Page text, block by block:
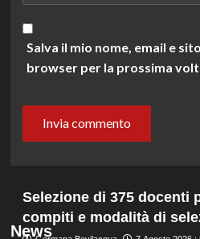
Salva il mio nome, email e
browser per la prossima
News
Selezione di 375 docenti
compiti e modalità di